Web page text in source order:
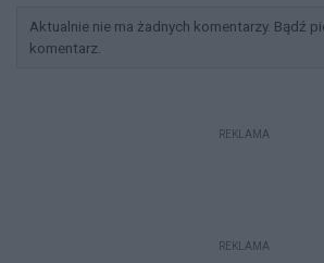
Aktualnie nie ma żadnych komentarzy. Bądź
komentarz.
REKLAMA
REKLAMA